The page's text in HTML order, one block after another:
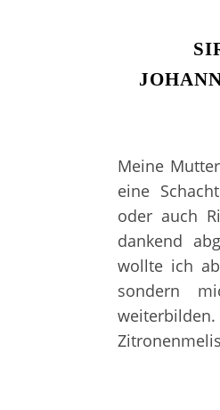
Meine
eine
oder auch
dankend
wollte ich
sondern